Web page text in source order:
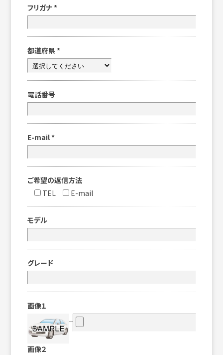
フリガナ *
都道府県 *
電話番号
E-mail *
ご希望の返信方法
TEL
E-mail
モデル
グレード
画像１
画像２